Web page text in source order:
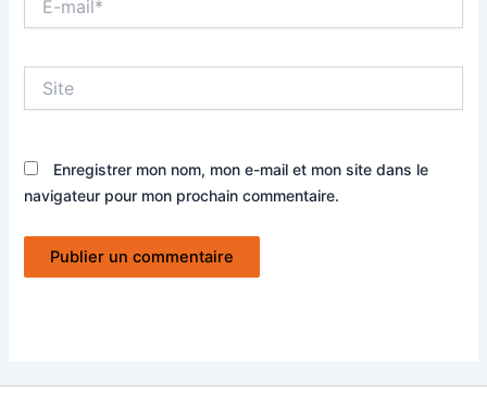
mail*
Enregistrer mon nom, mon e-mail et mon site dans le
navigateur pour mon prochain commentaire.